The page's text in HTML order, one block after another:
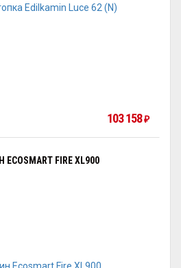
103 158₽
FIRE XL900